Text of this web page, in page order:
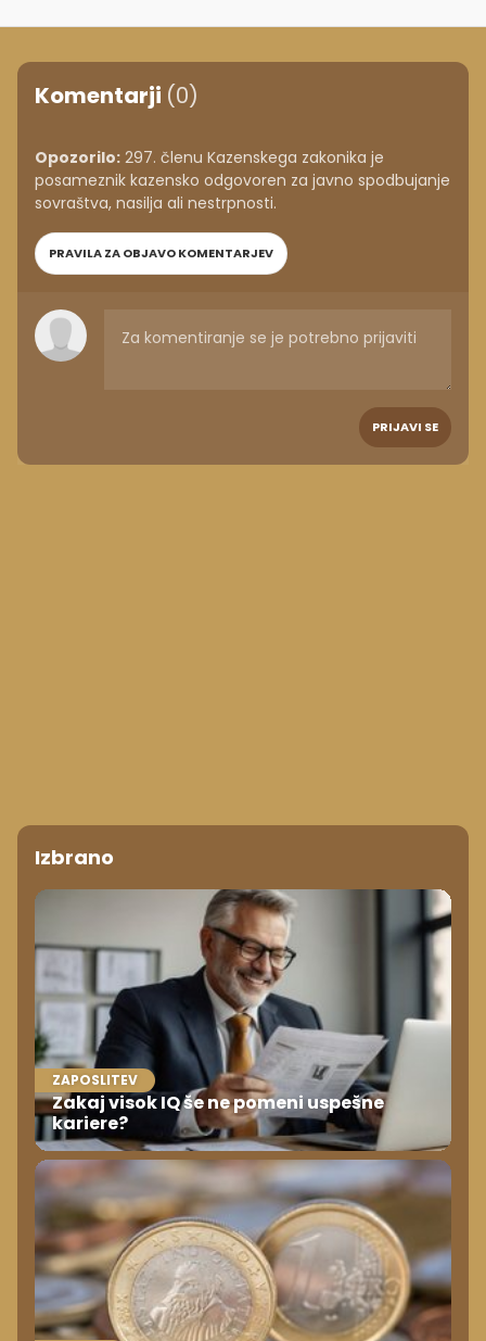
Komentarji (0)
Opozorilo: 297. členu Kazenskega zakonika je
posameznik kazensko odgovoren za javno spodbujanje
sovraštva, nasilja ali nestrpnosti.
PRAVILA ZA OBJAVO KOMENTARJEV
PRIJAVI SE
Izbrano
ZAPOSLITEV
Zakaj visok IQ še ne pomeni uspešne
kariere?